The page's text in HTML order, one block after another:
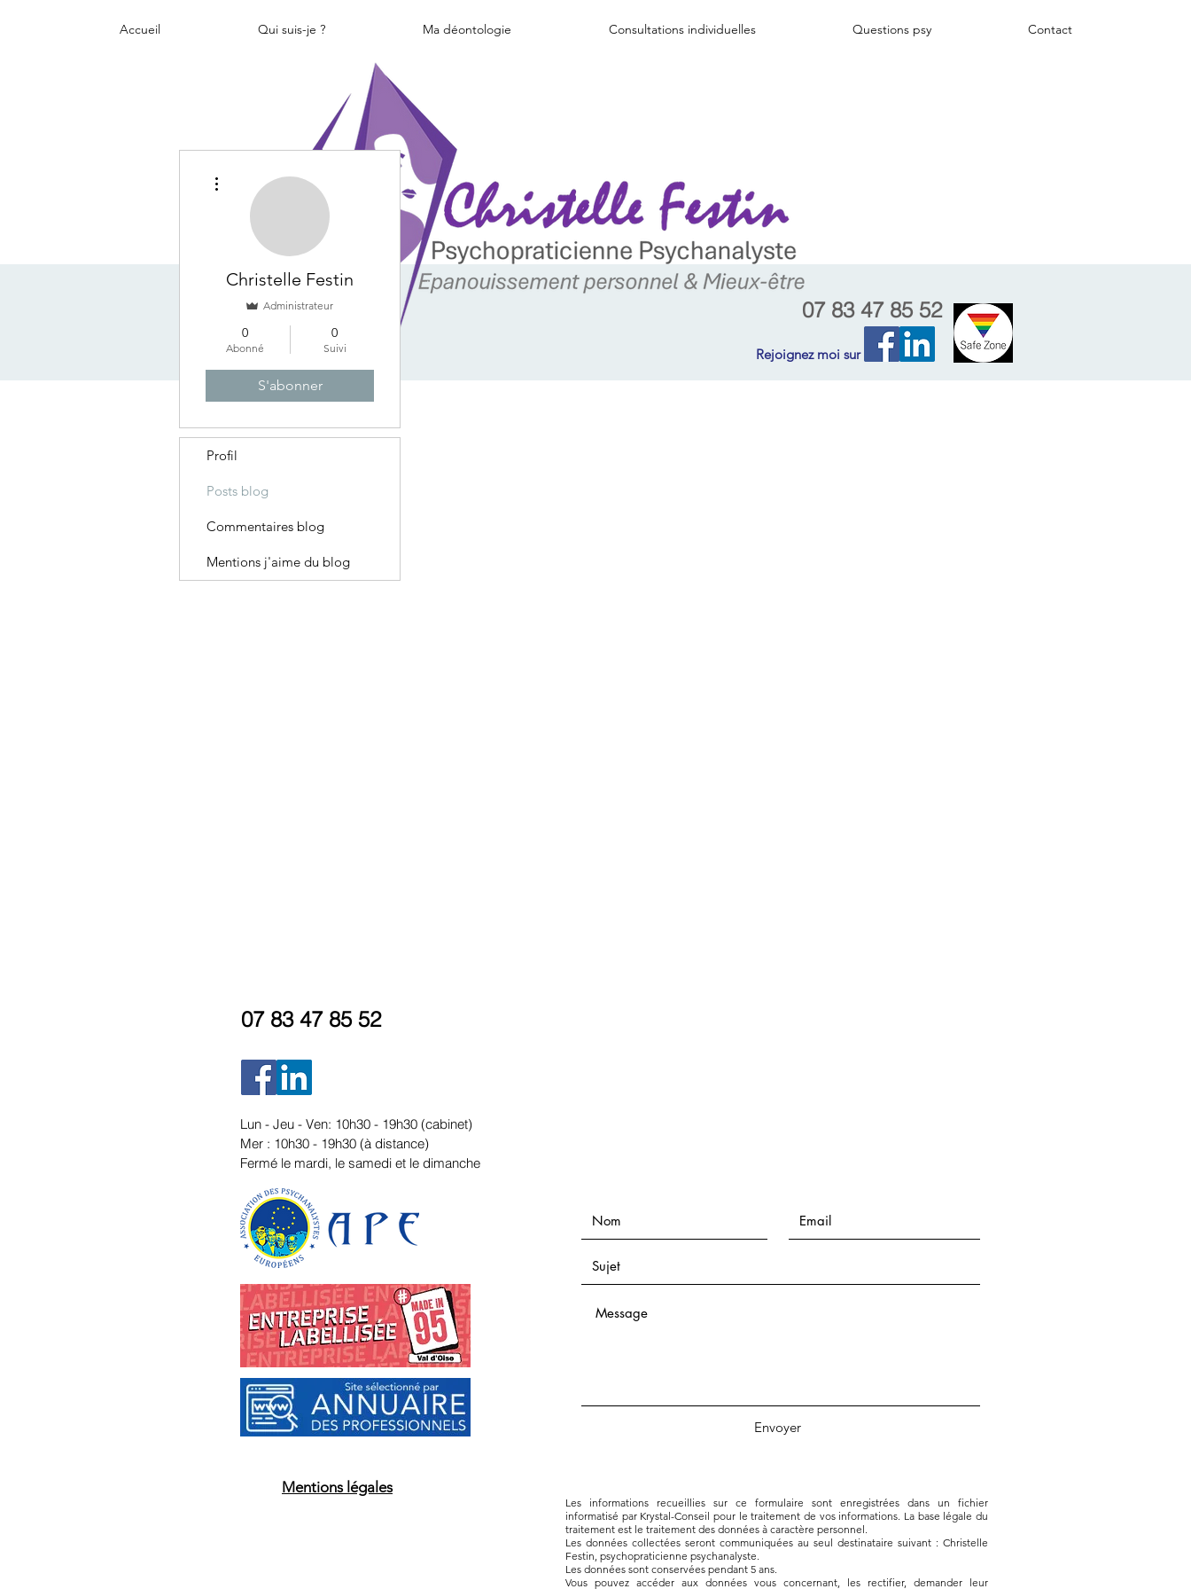
Accueil Qui suis-je ? Ma déontologie Consultations individuelles Questions psy Contact
07 83 47 85 52
Rejoignez moi sur
Christelle Festin
Administrateur
0
Abonné
0
Suivi
S'abonner
Profil
Posts blog
Commentaires blog
Mentions j'aime du blog
07 83 47 85 52
Lun - Jeu - Ven: 10h30 - 19h30 (cabinet)
Mer : 10h30 - 19h30 (à distance)
Fermé le mardi, le samedi et le dimanche​
Mentions légales
Envoyer
Les informations recueillies sur ce formulaire sont enregistrées dans un fichier
informatisé par Krystal-Conseil pour le traitement de vos informations. La base légale du
traitement est le traitement des données à caractère personnel.
Les données collectées seront communiquées au seul destinataire suivant : Christelle
Festin, psychopraticienne psychanalyste.
Les données sont conservées pendant 5 ans.
Vous pouvez accéder aux données vous concernant, les rectifier, demander leur